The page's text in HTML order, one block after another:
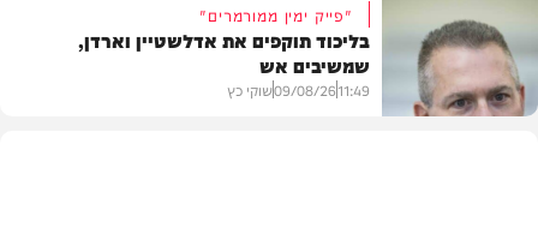
בארץ
"פייק ימין ממורמרים"
בליכוד תוקפים את אדלשטיין וארדן,
שמשיבים אש
11:49
09/08/26שוקי כץ